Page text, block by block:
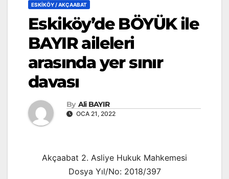
ESKİKÖY / AKÇAABAT
Eskiköy’de BÖYÜK ile
BAYIR aileleri
arasında yer sınır
davası
By Ali BAYIR
OCA 21, 2022
Akçaabat 2. Asliye Hukuk Mahkemesi
Dosya Yıl/No: 2018/397